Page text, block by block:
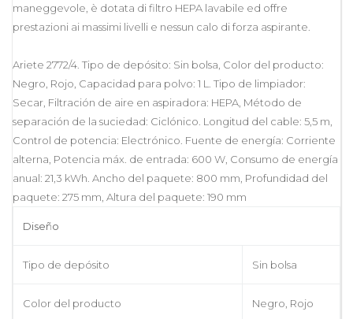
maneggevole, è dotata di filtro HEPA lavabile ed offre
prestazioni ai massimi livelli e nessun calo di forza aspirante.
Ariete 2772/4. Tipo de depósito: Sin bolsa, Color del producto:
Negro, Rojo, Capacidad para polvo: 1 L. Tipo de limpiador:
Secar, Filtración de aire en aspiradora: HEPA, Método de
separación de la suciedad: Ciclónico. Longitud del cable: 5,5 m,
Control de potencia: Electrónico. Fuente de energía: Corriente
alterna, Potencia máx. de entrada: 600 W, Consumo de energía
anual: 21,3 kWh. Ancho del paquete: 800 mm, Profundidad del
paquete: 275 mm, Altura del paquete: 190 mm
Diseño
Tipo de depósito Sin bolsa
Color del producto Negro, Rojo